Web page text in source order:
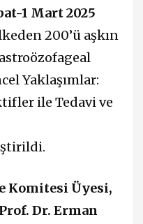
1 Mart 2025
200’ü aşkın
Yaklaşımlar:
ile Tedavi ve
Komitesi Üyesi,
Dr. Erman